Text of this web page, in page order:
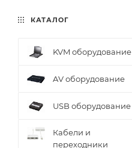
КАТАЛОГ
KVM оборудование
AV оборудование
USB оборудование
Кабели и
переходники